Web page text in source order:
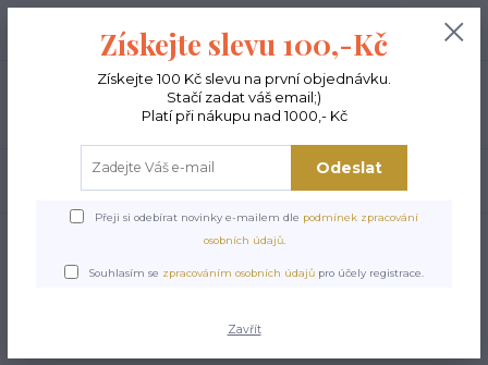
Po - Pá 9-15:00 0,00 Kč
DĚTSKÉ TANEČNÍ OBLEČENÍ Dětské taneční kalhoty DIZI pink
Dětské taneční kalhoty DIZI
pink
Získejte slevu 100,-Kč
Získejte 100 Kč slevu na první objednávku.
Stačí zadat váš email;)
Platí při nákupu nad 1000,- Kč
Odeslat
Přeji si odebírat novinky e-mailem dle podmínek zpracování
osobních údajů.
Souhlasím se zpracováním osobních údajů pro účely registrace.
Zavřít